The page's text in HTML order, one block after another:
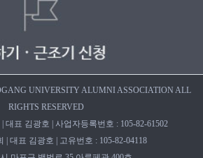
UNIVERSITY ALUMNI ASSOCIATION ALL
RIGHTS RESERVED
대표 김광호 | 사업자등록번호 : 105-82-61502
| 대표 김광호 | 고유번호 : 105-82-04118